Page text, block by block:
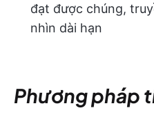
đạt được chúng,
nhìn dài hạn
Phương pháp